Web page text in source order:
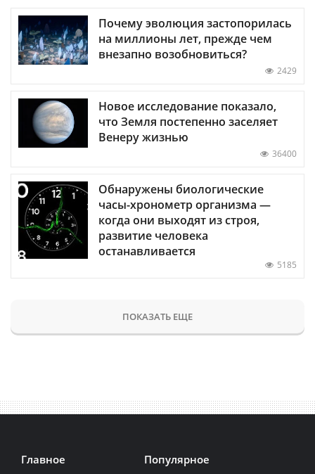
Почему эволюция застопорилась
на миллионы лет, прежде чем
внезапно возобновиться?
2429
Новое исследование показало,
что Земля постепенно заселяет
Венеру жизнью
36400
Обнаружены биологические
часы-хронометр организма —
когда они выходят из строя,
развитие человека
останавливается
5185
ПОКАЗАТЬ ЕЩЕ
Главное Популярное